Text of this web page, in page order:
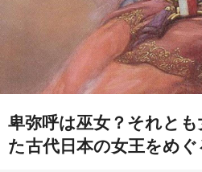
卑弥呼は巫女？それと
た古代日本の女王をめぐ